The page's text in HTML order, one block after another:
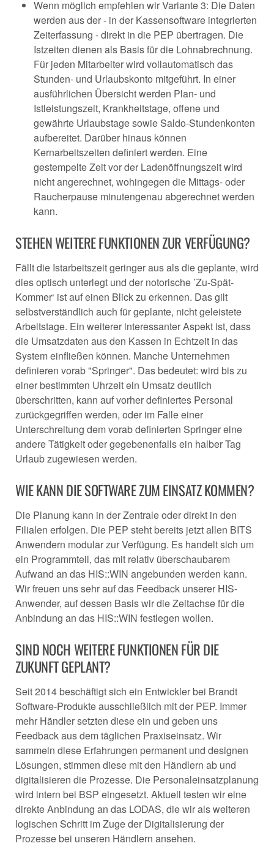
Wenn möglich empfehlen wir Variante 3: Die Daten
werden aus der - in der Kassensoftware integrierten
Zeiterfassung - direkt in die PEP übertragen. Die
Istzeiten dienen als Basis für die Lohnabrechnung.
Für jeden Mitarbeiter wird vollautomatisch das
Stunden- und Urlaubskonto mitgeführt. In einer
ausführlichen Übersicht werden Plan- und
Istleistungszeit, Krankheitstage, offene und
gewährte Urlaubstage sowie Saldo-Stundenkonten
aufbereitet. Darüber hinaus können
Kernarbeitszeiten definiert werden. Eine
gestempelte Zeit vor der Ladenöffnungszeit wird
nicht angerechnet, wohingegen die Mittags- oder
Raucherpause minutengenau abgerechnet werden
kann.
STEHEN WEITERE FUNKTIONEN ZUR VERFÜGUNG?
Fällt die Istarbeitszeit geringer aus als die geplante, wird
dies optisch unterlegt und der notorische ’Zu-Spät-
Kommer‘ ist auf einen Blick zu erkennen. Das gilt
selbstverständlich auch für geplante, nicht geleistete
Arbeitstage. Ein weiterer interessanter Aspekt ist, dass
die Umsatzdaten aus den Kassen in Echtzeit in das
System einfließen können. Manche Unternehmen
definieren vorab "Springer". Das bedeutet: wird bis zu
einer bestimmten Uhrzeit ein Umsatz deutlich
überschritten, kann auf vorher definiertes Personal
zurückgegriffen werden, oder im Falle einer
Unterschreitung dem vorab definierten Springer eine
andere Tätigkeit oder gegebenenfalls ein halber Tag
Urlaub zugewiesen werden.
WIE KANN DIE SOFTWARE ZUM EINSATZ KOMMEN?
Die Planung kann in der Zentrale oder direkt in den
Filialen erfolgen. Die PEP steht bereits jetzt allen BITS
Anwendern modular zur Verfügung. Es handelt sich um
ein Programmteil, das mit relativ überschaubarem
Aufwand an das HIS::WIN angebunden werden kann.
Wir freuen uns sehr auf das Feedback unserer HIS-
Anwender, auf dessen Basis wir die Zeitachse für die
Anbindung an das HIS::WIN festlegen wollen.
SIND NOCH WEITERE FUNKTIONEN FÜR DIE
ZUKUNFT GEPLANT?
Seit 2014 beschäftigt sich ein Entwickler bei Brandt
Software-Produkte ausschließlich mit der PEP. Immer
mehr Händler setzten diese ein und geben uns
Feedback aus dem täglichen Praxiseinsatz. Wir
sammeln diese Erfahrungen permanent und designen
Lösungen, stimmen diese mit den Händlern ab und
digitalisieren die Prozesse. Die Personaleinsatzplanung
wird intern bei BSP eingesetzt. Aktuell testen wir eine
direkte Anbindung an das LODAS, die wir als weiteren
logischen Schritt im Zuge der Digitalisierung der
Prozesse bei unseren Händlern ansehen.